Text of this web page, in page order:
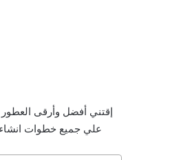
إقتني أفضل وأرقى
علي جميع خطوات